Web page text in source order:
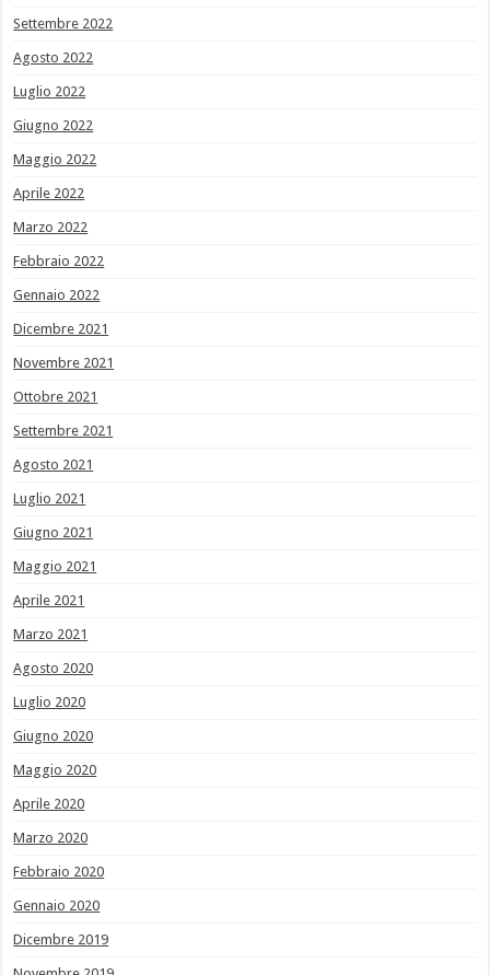
Settembre 2022
Agosto 2022
Luglio 2022
Giugno 2022
Maggio 2022
Aprile 2022
Marzo 2022
Febbraio 2022
Gennaio 2022
Dicembre 2021
Novembre 2021
Ottobre 2021
Settembre 2021
Agosto 2021
Luglio 2021
Giugno 2021
Maggio 2021
Aprile 2021
Marzo 2021
Agosto 2020
Luglio 2020
Giugno 2020
Maggio 2020
Aprile 2020
Marzo 2020
Febbraio 2020
Gennaio 2020
Dicembre 2019